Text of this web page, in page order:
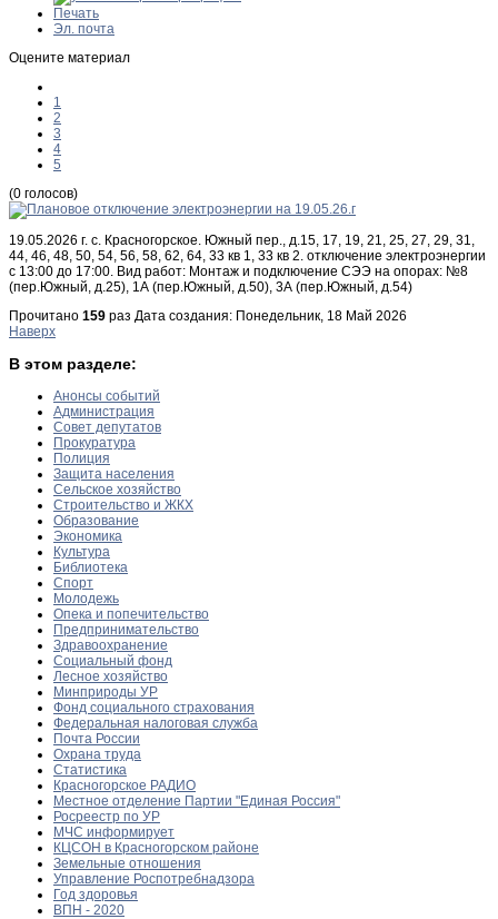
Печать
Эл. почта
Оцените материал
1
2
3
4
5
(0 голосов)
19.05.2026 г. с. Красногорское. Южный пер., д.15, 17, 19, 21, 25, 27, 29, 31,
44, 46, 48, 50, 54, 56, 58, 62, 64, 33 кв 1, 33 кв 2. отключение электроэнергии
с 13:00 до 17:00. Вид работ: Монтаж и подключение СЭЭ на опорах: №8
(пер.Южный, д.25), 1А (пер.Южный, д.50), 3А (пер.Южный, д.54)
Прочитано 159 раз Дата создания: Понедельник, 18 Май 2026
Наверх
В этом разделе:
Анонсы событий
Администрация
Совет депутатов
Прокуратура
Полиция
Защита населения
Сельское хозяйство
Строительство и ЖКХ
Образование
Экономика
Культура
Библиотека
Спорт
Молодежь
Опека и попечительство
Предпринимательство
Здравоохранение
Социальный фонд
Лесное хозяйство
Минприроды УР
Фонд социального страхования
Федеральная налоговая служба
Почта России
Охрана труда
Статистика
Красногорское РАДИО
Местное отделение Партии "Единая Россия"
Росреестр по УР
МЧС информирует
КЦСОН в Красногорском районе
Земельные отношения
Управление Роспотребнадзора
Год здоровья
ВПН - 2020